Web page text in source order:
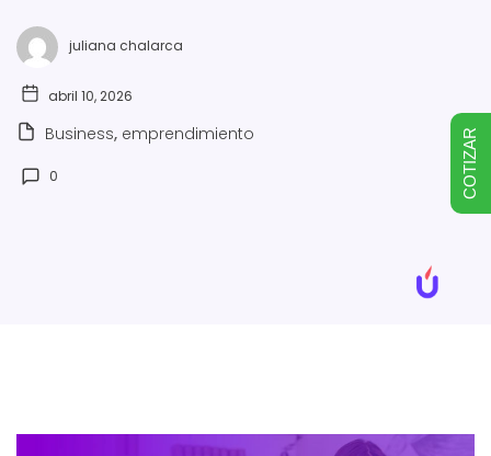
juliana chalarca
abril 10, 2026
Business, emprendimiento
0 COTIZAR